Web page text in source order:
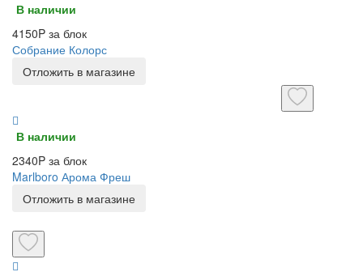
В наличии
4150P за блок
Собрание Колорс
Отложить в магазине
В наличии
2340P за блок
Marlboro Арома Фреш
Отложить в магазине